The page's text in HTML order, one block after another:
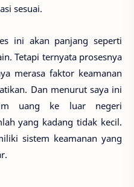
sesuai.
ini akan panjang seperti
Tetapi ternyata prosesnya
merasa faktor keamanan
Dan menurut saya ini
uang ke luar negeri
yang kadang tidak kecil.
sistem keamanan yang